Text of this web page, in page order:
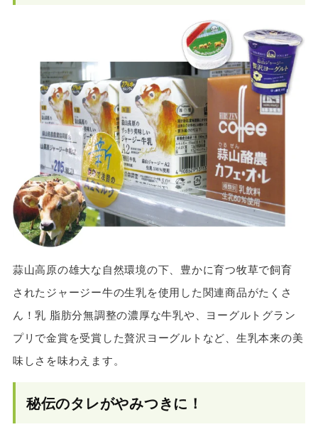
蒜山高原の雄大な自然環境の下、豊かに育つ牧草で飼育
されたジャージー牛の生乳を使用した関連商品がたくさ
ん！乳 脂肪分無調整の濃厚な牛乳や、ヨーグルトグラン
プリで金賞を受賞した贅沢ヨーグルトなど、生乳本来の美
味しさを味わえます。
秘伝のタレがやみつきに！